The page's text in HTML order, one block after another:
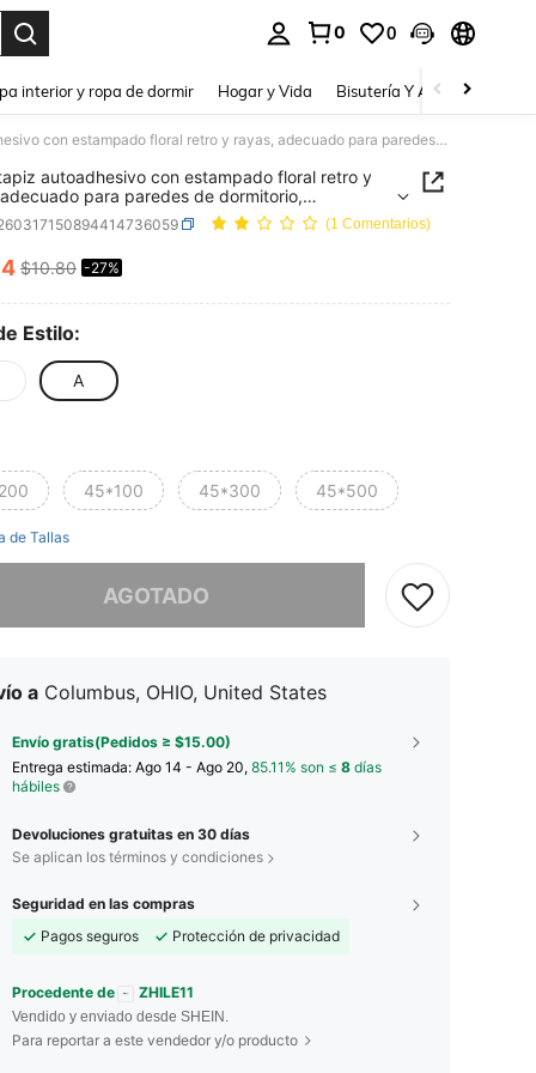
0 0
interior y ropa de dormir Hogar y Vida Bisutería Y Accesorios
Papel tapiz autoadhesivo con estampado floral retro y rayas, adecuado para paredes de dormitorio, renovación de muebles, decoración del hogar
autoadhesivo con estampado floral retro y
para paredes de dormitorio,
de muebles, decoración del hogar
(1 Comentarios)
AND AVAILABILITY
$10.80 -27%
Estilo:
A
45*100 45*300 45*500
de Tallas
AGOTADO
a Columbus, OHIO, United States
Envío gratis(Pedidos ≥ $15.00)
Entrega estimada: Ago 14 - Ago 20, 85.11% son ≤ 8 días
hábiles
Devoluciones gratuitas en 30 días
Se aplican los términos y condiciones
Seguridad en las compras
Pagos seguros
Protección de privacidad
Procedente de ZHILE11
Vendido y enviado desde SHEIN.
Para reportar a este vendedor y/o producto